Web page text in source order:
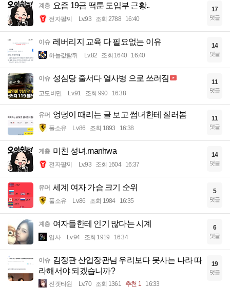
계층 요즘 19금 떡툰 도입부 근황..
전자팔찌 Lv.93 조회 2788 16:40
17
댓글
이슈 레버리지 교육 다 필요없는 이유
하늘값람쥐 Lv.82 조회 1640 16:40
14
댓글
이슈 성심당 줄서다 열사병 으로 쓰러짐
고도비만 Lv.91 조회 990 16:38
11
댓글
유머 엉덩이 때리는 글 보고 썸녀한테 질러봄
풀소유 Lv.86 조회 1893 16:38
11
댓글
계층 미친 성녀.manhwa
전자팔찌 Lv.93 조회 1604 16:37
14
댓글
유머 세계 여자 가슴 크기 순위
풀소유 Lv.86 조회 1984 16:35
5
댓글
계층 여자들한테 인기 많다는 시계
입사 Lv.94 조회 1919 16:34
6
댓글
이슈 김정관 산업장관님 우리보다 못사는 나라 따
라해서야 되겠습니까?
진겟타원 Lv.70 조회 1361 추천 1 16:33
19
댓글